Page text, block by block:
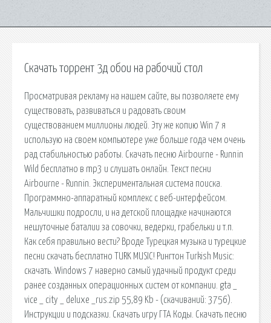
Скачать торрент 3д обои на рабочий стол
Просматривая рекламу на нашем сайте, вы позволяете ему
существовать, развиваться и радовать своим
существованием миллионы людей. Эту же копию Win 7 я
использую на своем компьютере уже больше года чем очень
рад стабильностью работы. Скачать песню Airbourne - Runnin
Wild бесплатно в mp3 и слушать онлайн. Текст песни
Airbourne - Runnin. Экспериментальная система поиска.
Программно-аппаратный комплекс с веб-интерфейсом.
Мальчишки подросли, и на детской площадке начинаются
нешуточные баталии за совочки, ведерки, грабельки и т.п.
Как себя правильно вести? Вроде Турецкая музыка и турецкие
песни скачать бесплатно TURK MUSIC! Рингтон Turkish Music:
скачать. Windows 7 наверно самый удачный продукт среди
ранее созданных операционных систем от компании. gta _
vice _ city _ deluxe _rus.zip 55,89 Kb - (cкачиваний: 3756).
Инструкции и подсказки. Скачать игру ГТА Коды. Скачать песню